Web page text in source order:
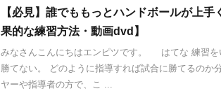
【必見】誰でももっとハンドボールが上
果的な練習方法・動画dvd】
みなさんこんにちはエンピツです。 はてな 練習を
勝てない。 どのように指導すれば試合に勝てるのか
ヤーや指導者の方で、こ ...